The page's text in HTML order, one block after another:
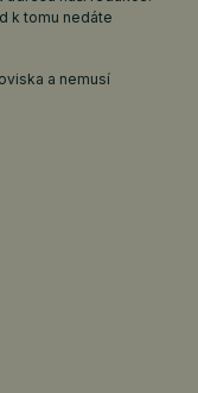
k tomu nedáte
a nemusí